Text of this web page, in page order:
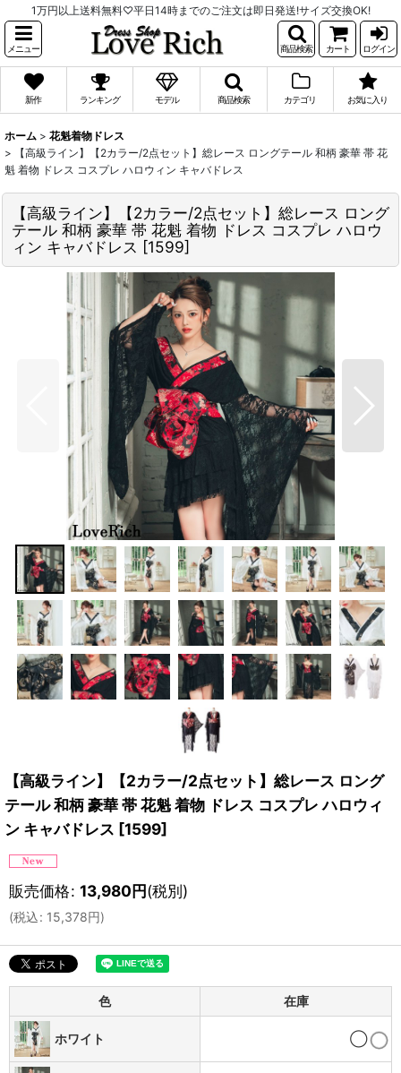
1万円以上送料無料♡平日14時までのご注文は即日発送!サイズ交換OK!
メニュー 商品検索 カート ログイン
新作 ランキング モデル 商品検索 カテゴリ お気に入り
ホーム > 花魁着物ドレス
>
【高級ライン】【2カラー/2点セット】総レース ロングテール 和柄 豪華 帯 花
魁 着物 ドレス コスプレ ハロウィン キャバドレス
【高級ライン】【2カラー/2点セット】総レース ロング
テール 和柄 豪華 帯 花魁 着物 ドレス コスプレ ハロウ
ィン キャバドレス [1599]
【高級ライン】【2カラー/2点セット】総レース ロング
テール 和柄 豪華 帯 花魁 着物 ドレス コスプレ ハロウィ
ン キャバドレス [1599]
販売価格: 13,980円(税別)
(税込: 15,378円)
色 在庫
ホワイト ◯